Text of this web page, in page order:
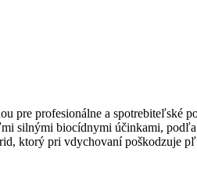
profesionálne a spotrebiteľské
silnými biocídnymi účinkami,
ktorý pri vdychovaní poškodzuje